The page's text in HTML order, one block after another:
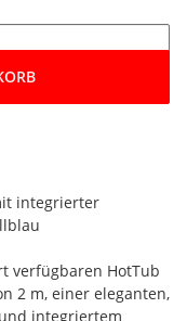
integrierter
verfügbaren HotTub
2 m, einer eleganten,
integriertem